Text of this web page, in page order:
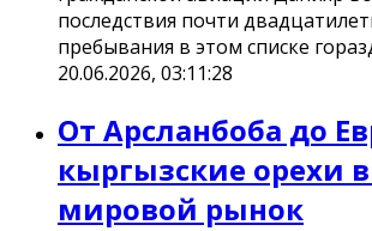
последствия почти
пребывания в этом списке
20.06.2026, 03:11:28
От Арсланбоба до
кыргызские орехи
мировой рынок